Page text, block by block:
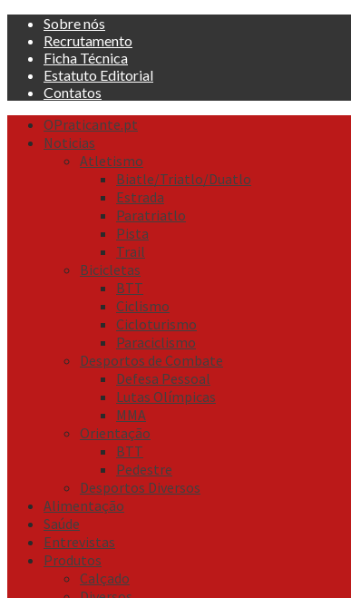
Skip
content
Sobre nós
Recrutamento
Ficha Técnica
Estatuto Editorial
Contatos
Primary
Menu
OPraticante.pt
Noticias
Atletismo
Biatle/Triatlo/Duatlo
Estrada
Paratriatlo
Pista
Trail
Bicicletas
BTT
Ciclismo
Cicloturismo
Paraciclismo
Desportos de Combate
Defesa Pessoal
Lutas Olímpicas
MMA
Orientação
BTT
Pedestre
Desportos Diversos
Alimentação
Saúde
Entrevistas
Produtos
Calçado